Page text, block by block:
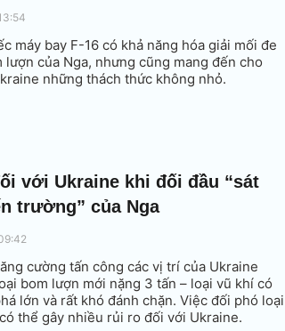
máy bay F-16 có khả năng hóa giải mối đe
lượn của Nga, nhưng cũng mang đến cho
những thách thức không nhỏ.
với Ukraine khi đối đầu “sát
trường” của Nga
cường tấn công các vị trí của Ukraine
bom lượn mới nặng 3 tấn – loại vũ khí có
lớn và rất khó đánh chặn. Việc đối phó loại
thể gây nhiều rủi ro đối với Ukraine.